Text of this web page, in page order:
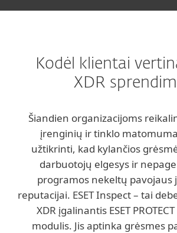
Kodėl klientai
XDR
Šiandien organizacijoms
įrenginių ir tinklo
užtikrinti, kad kylančios
darbuotojų elgesys ir
programos nekeltų pavojaus
reputacijai. ESET Inspect – tai
XDR įgalinantis ESET
modulis. Jis aptinka grėsmes